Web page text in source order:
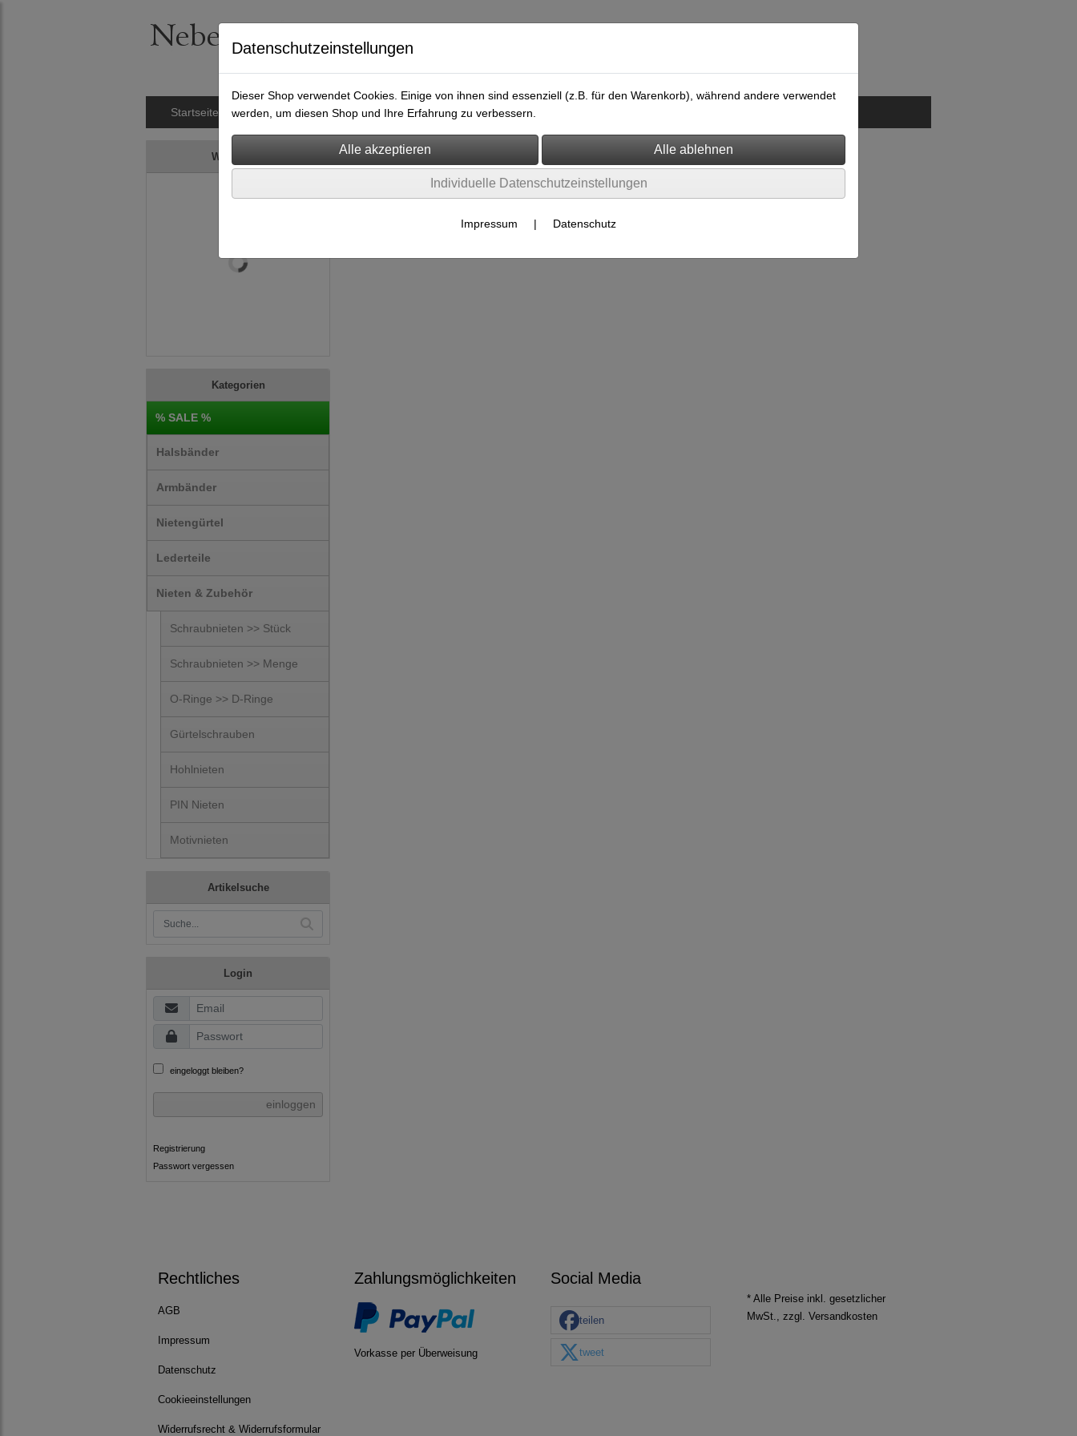
Startseite Nietengürtel Halsbänder Armbänder Lederteile
Warenkorb
Kategorien
% SALE %
Halsbänder
Armbänder
Nietengürtel
Lederteile
Nieten & Zubehör
Schraubnieten >> Stück
Schraubnieten >> Menge
O-Ringe >> D-Ringe
Gürtelschrauben
Hohlnieten
PIN Nieten
Motivnieten
Artikelsuche
Login
eingeloggt bleiben?
einloggen
Registrierung
Passwort vergessen
Es wurden leider keine Produkte gefunden.
Rechtliches
AGB
Impressum
Datenschutz
Cookieeinstellungen
Widerrufsrecht & Widerrufsformular
Zahlungsmöglichkeiten
Vorkasse per Überweisung
Social Media
teilen
tweet
* Alle Preise inkl. gesetzlicher
MwSt., zzgl. Versandkosten
Datenschutzeinstellungen
Dieser Shop verwendet Cookies. Einige von ihnen sind essenziell (z.B. für den Warenkorb), während andere verwendet
werden, um diesen Shop und Ihre Erfahrung zu verbessern.
Individuelle Datenschutzeinstellungen
Impressum | Datenschutz